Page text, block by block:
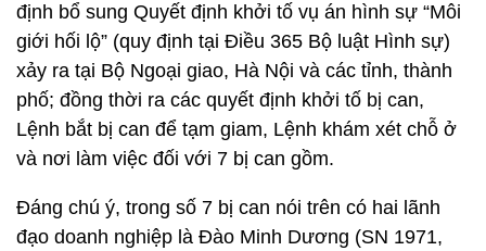
định bổ sung Quyết định khởi tố vụ án hình sự “Môi
giới hối lộ” (quy định tại Điều 365 Bộ luật Hình sự)
xảy ra tại Bộ Ngoại giao, Hà Nội và các tỉnh, thành
phố; đồng thời ra các quyết định khởi tố bị can,
Lệnh bắt bị can để tạm giam, Lệnh khám xét chỗ ở
và nơi làm việc đối với 7 bị can gồm.
Đáng chú ý, trong số 7 bị can nói trên có hai lãnh
đạo doanh nghiệp là Đào Minh Dương (SN 1971,